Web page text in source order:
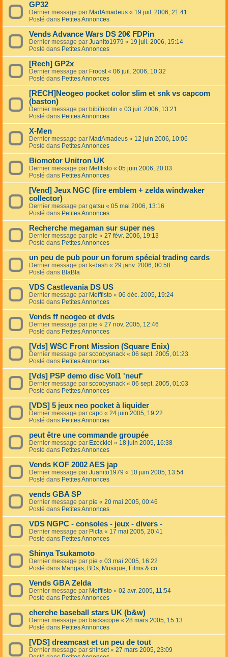
GP32
Dernier message par MadAmadeus « 19 juil. 2006, 21:41
Posté dans Petites Annonces
Vends Advance Wars DS 20€ FDPin
Dernier message par Juanito1979 « 19 juil. 2006, 15:14
Posté dans Petites Annonces
[Rech] GP2x
Dernier message par Froost« 06 juil. 2006, 10:32
Posté dans Petites Annonces
[RECH]Neogeo pocket color slim et snk vs capcom
(baston)
Dernier message par bibifricotin « 03 juil. 2006, 13:21
Posté dans Petites Annonces
X-Men
Dernier message par MadAmadeus « 12 juin 2006, 10:06
Posté dans Petites Annonces
Biomotor Unitron UK
Dernier message par Mefffisto « 05 juin 2006, 20:03
Posté dans Petites Annonces
[Vend] Jeux NGC (fire emblem + zelda windwaker
collector)
Dernier message par gatsu « 05 mai 2006, 13:16
Posté dans Petites Annonces
Recherche megaman sur super nes
Dernier message par pie « 27 févr. 2006, 19:13
Posté dans Petites Annonces
un peu de pub pour un forum spécial trading cards
Dernier message par k-dash « 29 janv. 2006, 00:58
Posté dans BlaBla
VDS Castlevania DS US
Dernier message par Mefffisto « 06 déc. 2005, 19:24
Posté dans Petites Annonces
Vends ff neogeo et dvds
Dernier message par pie « 27 nov. 2005, 12:46
Posté dans Petites Annonces
[Vds] WSC Front Mission (Square Enix)
Dernier message par scoobysnack « 06 sept. 2005, 01:23
Posté dans Petites Annonces
[Vds] PSP demo disc Vol1 'neuf'
Dernier message par scoobysnack « 06 sept. 2005, 01:03
Posté dans Petites Annonces
[VDS] 5 jeux neo pocket à liquider
Dernier message par capo « 24 juin 2005, 19:22
Posté dans Petites Annonces
peut être une commande groupée
Dernier message par Ezeckiel « 18 juin 2005, 16:38
Posté dans Petites Annonces
Vends KOF 2002 AES jap
Dernier message par Juanito1979 « 10 juin 2005, 13:54
Posté dans Petites Annonces
vends GBA SP
Dernier message par pie « 20 mai 2005, 00:46
Posté dans Petites Annonces
VDS NGPC - consoles - jeux - divers -
Dernier message par Picta « 17 mai 2005, 20:41
Posté dans Petites Annonces
Shinya Tsukamoto
Dernier message par pie « 03 mai 2005, 16:22
Posté dans Mangas, BDs, Musique, Films & co.
Vends GBA Zelda
Dernier message par Mefffisto « 02 avr. 2005, 11:54
Posté dans Petites Annonces
cherche baseball stars UK (b&w)
Dernier message par backscope « 28 mars 2005, 15:13
Posté dans Petites Annonces
[VDS] dreamcast et un peu de tout
Dernier message par shinset« 27 mars 2005, 23:09